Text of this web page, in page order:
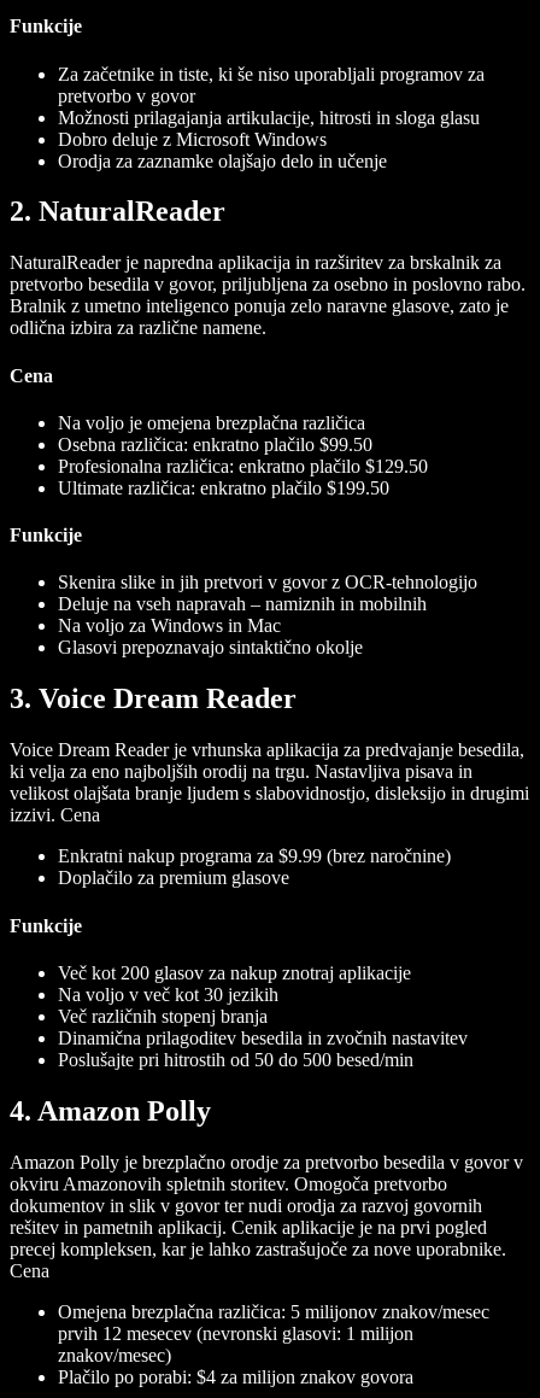
Funkcije
Za začetnike in tiste, ki še niso uporabljali programov za
pretvorbo v govor
Možnosti prilagajanja artikulacije, hitrosti in sloga glasu
Dobro deluje z Microsoft Windows
Orodja za zaznamke olajšajo delo in učenje
2. NaturalReader
NaturalReader je napredna aplikacija in razširitev za brskalnik za
pretvorbo besedila v govor, priljubljena za osebno in poslovno rabo.
Bralnik z umetno inteligenco ponuja zelo naravne glasove, zato je
odlična izbira za različne namene.
Cena
Na voljo je omejena brezplačna različica
Osebna različica: enkratno plačilo $99.50
Profesionalna različica: enkratno plačilo $129.50
Ultimate različica: enkratno plačilo $199.50
Funkcije
Skenira slike in jih pretvori v govor z OCR-tehnologijo
Deluje na vseh napravah – namiznih in mobilnih
Na voljo za Windows in Mac
Glasovi prepoznavajo sintaktično okolje
3. Voice Dream Reader
Voice Dream Reader je vrhunska aplikacija za predvajanje besedila,
ki velja za eno najboljših orodij na trgu. Nastavljiva pisava in
velikost olajšata branje ljudem s slabovidnostjo, disleksijo in drugimi
izzivi. Cena
Enkratni nakup programa za $9.99 (brez naročnine)
Doplačilo za premium glasove
Funkcije
Več kot 200 glasov za nakup znotraj aplikacije
Na voljo v več kot 30 jezikih
Več različnih stopenj branja
Dinamična prilagoditev besedila in zvočnih nastavitev
Poslušajte pri hitrostih od 50 do 500 besed/min
4. Amazon Polly
Amazon Polly je brezplačno orodje za pretvorbo besedila v govor v
okviru Amazonovih spletnih storitev. Omogoča pretvorbo
dokumentov in slik v govor ter nudi orodja za razvoj govornih
rešitev in pametnih aplikacij. Cenik aplikacije je na prvi pogled
precej kompleksen, kar je lahko zastrašujoče za nove uporabnike.
Cena
Omejena brezplačna različica: 5 milijonov znakov/mesec
prvih 12 mesecev (nevronski glasovi: 1 milijon
znakov/mesec)
Plačilo po porabi: $4 za milijon znakov govora